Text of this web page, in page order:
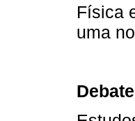
Física
uma